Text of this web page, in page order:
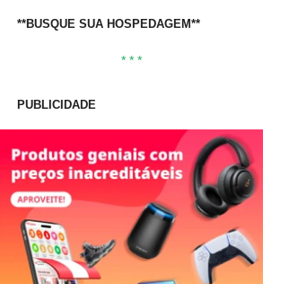
Vendido por: Tudo Num Só Lugar
**BUSQUE SUA HOSPEDAGEM**
* * *
PUBLICIDADE